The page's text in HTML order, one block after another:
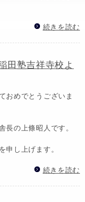
続きを読む
田塾吉祥寺校よ
おめでとうございま
長の上條昭人です。
申し上げます。
続きを読む